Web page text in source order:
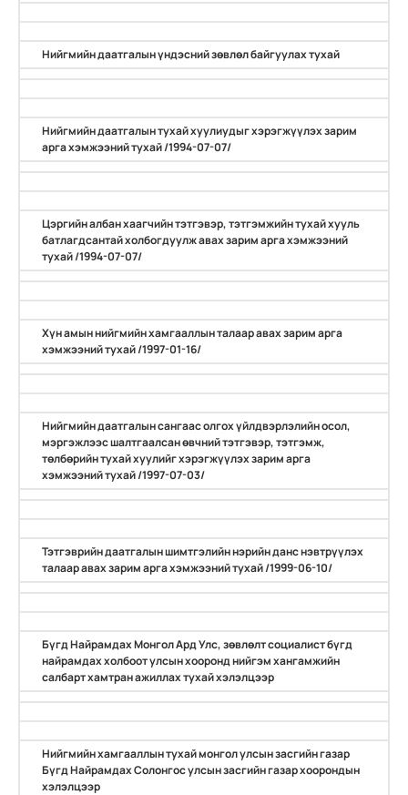
Нийгмийн даатгалын үндэсний зөвлөл байгуулах тухай
Нийгмийн даатгалын тухай хуулиудыг хэрэгжүүлэх зарим
арга хэмжээний тухай /1994-07-07/
Цэргийн албан хаагчийн тэтгэвэр, тэтгэмжийн тухай хууль
батлагдсантай холбогдуулж авах зарим арга хэмжээний
тухай /1994-07-07/
Хүн амын нийгмийн хамгааллын талаар авах зарим арга
хэмжээний тухай /1997-01-16/
Нийгмийн даатгалын сангаас олгох үйлдвэрлэлийн осол,
мэргэжлээс шалтгаалсан өвчний тэтгэвэр, тэтгэмж,
төлбөрийн тухай хуулийг хэрэгжүүлэх зарим арга
хэмжээний тухай /1997-07-03/
Тэтгэврийн даатгалын шимтгэлийн нэрийн данс нэвтрүүлэх
талаар авах зарим арга хэмжээний тухай /1999-06-10/
Бүгд Найрамдах Монгол Ард Улс, зөвлөлт социалист бүгд
найрамдах холбоот улсын хооронд нийгэм хангамжийн
салбарт хамтран ажиллах тухай хэлэлцээр
Нийгмийн хамгааллын тухай монгол улсын засгийн газар
Бүгд Найрамдах Солонгос улсын засгийн газар хоорондын
хэлэлцээр